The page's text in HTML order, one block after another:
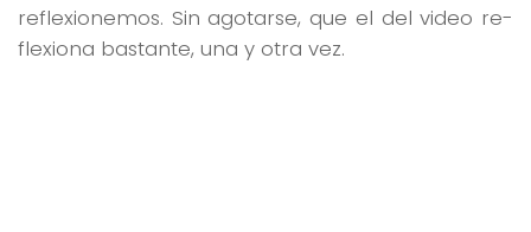
reflexionemos. Sin agotarse, que el del video re-
flexiona bastante, una y otra vez.